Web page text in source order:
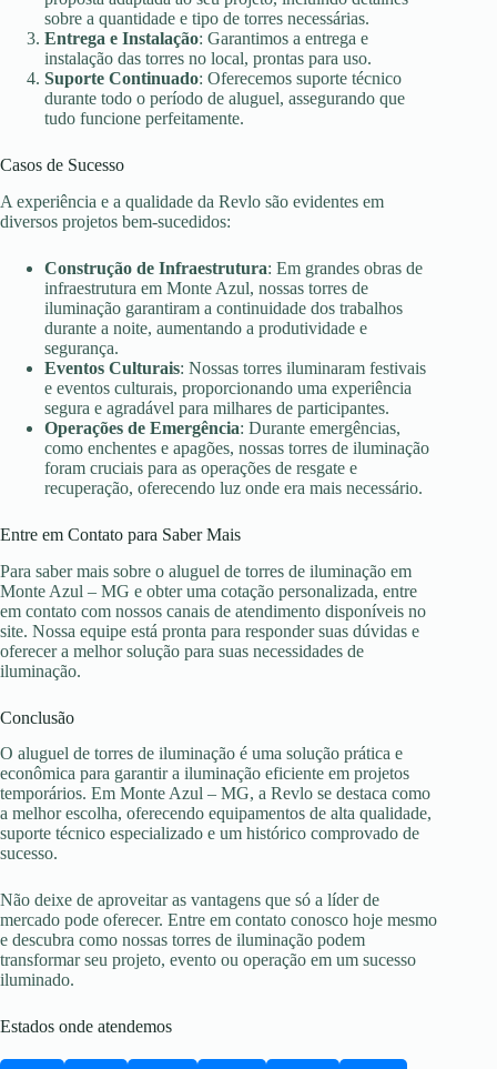
sobre a quantidade e tipo de torres necessárias.
Entrega e Instalação: Garantimos a entrega e
instalação das torres no local, prontas para uso.
Suporte Continuado: Oferecemos suporte técnico
durante todo o período de aluguel, assegurando que
tudo funcione perfeitamente.
Casos de Sucesso
A experiência e a qualidade da Revlo são evidentes em
diversos projetos bem-sucedidos:
Construção de Infraestrutura: Em grandes obras de
infraestrutura em Monte Azul, nossas torres de
iluminação garantiram a continuidade dos trabalhos
durante a noite, aumentando a produtividade e
segurança.
Eventos Culturais: Nossas torres iluminaram festivais
e eventos culturais, proporcionando uma experiência
segura e agradável para milhares de participantes.
Operações de Emergência: Durante emergências,
como enchentes e apagões, nossas torres de iluminação
foram cruciais para as operações de resgate e
recuperação, oferecendo luz onde era mais necessário.
Entre em Contato para Saber Mais
Para saber mais sobre o aluguel de torres de iluminação em
Monte Azul – MG e obter uma cotação personalizada, entre
em contato com nossos canais de atendimento disponíveis no
site. Nossa equipe está pronta para responder suas dúvidas e
oferecer a melhor solução para suas necessidades de
iluminação.
Conclusão
O aluguel de torres de iluminação é uma solução prática e
econômica para garantir a iluminação eficiente em projetos
temporários. Em Monte Azul – MG, a Revlo se destaca como
a melhor escolha, oferecendo equipamentos de alta qualidade,
suporte técnico especializado e um histórico comprovado de
sucesso.
Não deixe de aproveitar as vantagens que só a líder de
mercado pode oferecer. Entre em contato conosco hoje mesmo
e descubra como nossas torres de iluminação podem
transformar seu projeto, evento ou operação em um sucesso
iluminado.
Estados onde atendemos